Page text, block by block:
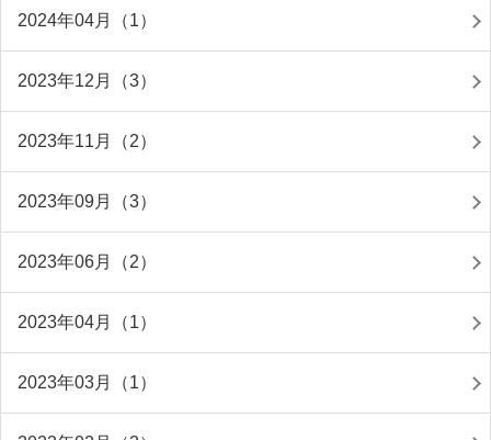
2024年04月（1）
2023年12月（3）
2023年11月（2）
2023年09月（3）
2023年06月（2）
2023年04月（1）
2023年03月（1）